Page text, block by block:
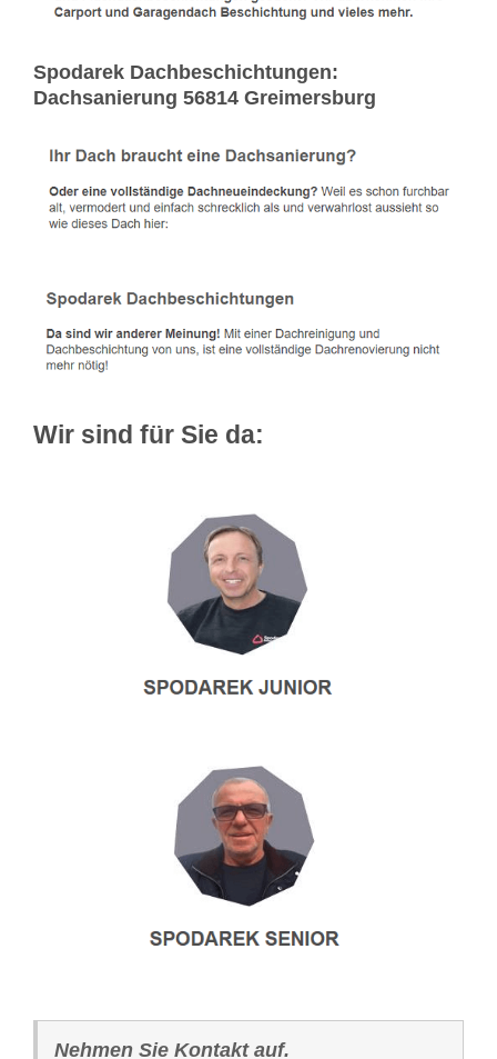
Spodarek Dachbeschichtungen:
Dachsanierung 56814 Greimersburg
Wir sind für Sie da:
Nehmen Sie Kontakt auf.